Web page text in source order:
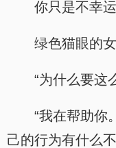
你只是不幸运
绿色猫眼的
“为什么要这
“我在帮助你
己的行为有什么